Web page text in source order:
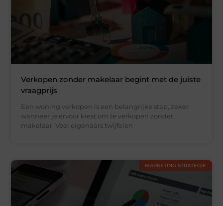
Verkopen zonder makelaar begint met de juiste
vraagprijs
Een woning verkopen is een belangrijke stap, zeker
wanneer je ervoor kiest om te verkopen zonder
makelaar. Veel eigenaars twijfelen
MARKETING STRATEGIE